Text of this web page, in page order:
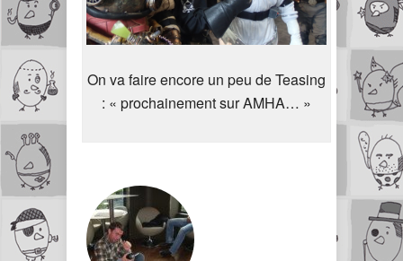
On va faire encore un peu de Teasing
: « prochainement sur AMHA… »